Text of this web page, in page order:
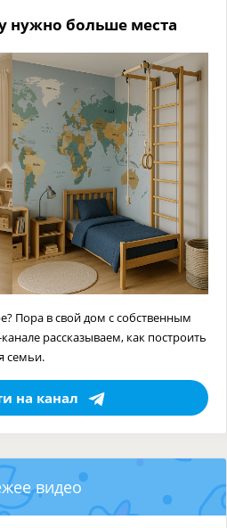
нужно больше места
Пора в свой дом с собственным
рассказываем, как построить
семьи.
на канал
видео